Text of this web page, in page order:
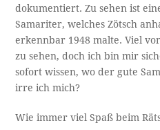
dokumentiert. Zu sehen ist
Samariter, welches Zötsch
erkennbar 1948 malte. Viel
zu sehen, doch ich bin mir
sofort wissen, wo der gute
irre ich mich?
Wie immer viel Spaß beim